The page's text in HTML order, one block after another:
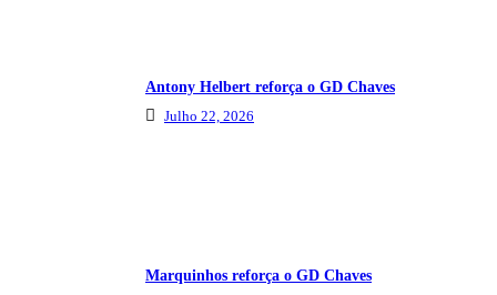
Antony Helbert reforça o GD Chaves
Julho 22, 2026
Marquinhos reforça o GD Chaves